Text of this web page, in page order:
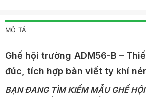
MÔ TẢ
Ghế hội trường ADM56-B –
đúc, tích hợp bàn viết ty khí
BẠN ĐANG TÌM KIẾM MẪU GHẾ